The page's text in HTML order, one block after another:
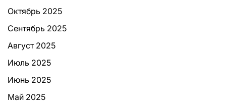
Октябрь 2025
Сентябрь 2025
Август 2025
Июль 2025
Июнь 2025
Май 2025